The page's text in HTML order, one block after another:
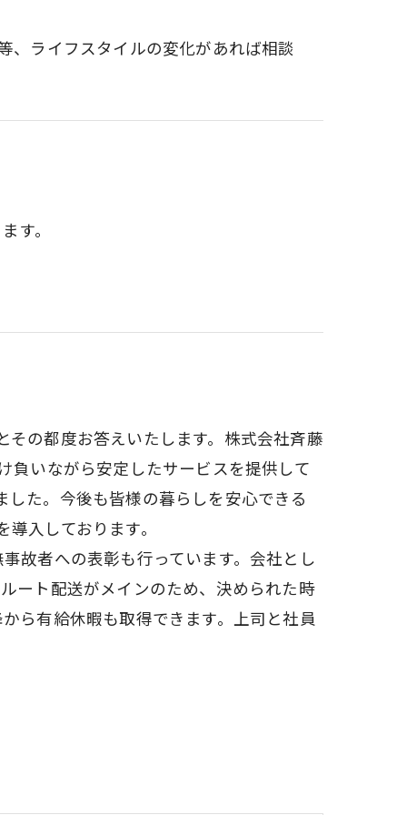
、ライフスタイルの変化があれば相談
す。
の都度お答えいたします。株式会社斉藤
負いながら安定したサービスを提供して
た。今後も皆様の暮らしを安心できる
入しております。
故者への表彰も行っています。会社とし
ート配送がメインのため、決められた時
ら有給休暇も取得できます。上司と社員